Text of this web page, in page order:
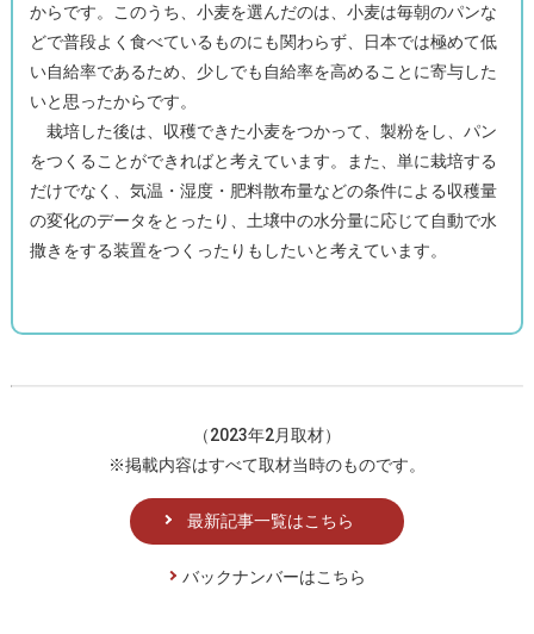
からです。このうち、小麦を選んだのは、小麦は毎朝のパンな
どで普段よく食べているものにも関わらず、日本では極めて低
い自給率であるため、少しでも自給率を高めることに寄与した
いと思ったからです。
栽培した後は、収穫できた小麦をつかって、製粉をし、パン
をつくることができればと考えています。また、単に栽培する
だけでなく、気温・湿度・肥料散布量などの条件による収穫量
の変化のデータをとったり、土壌中の水分量に応じて自動で水
撒きをする装置をつくったりもしたいと考えています。
（2023年2月取材）
※掲載内容はすべて取材当時のものです。
最新記事一覧はこちら
バックナンバーはこちら